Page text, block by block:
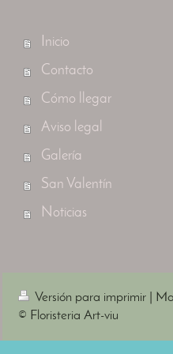
Inicio
Contacto
Cómo llegar
Aviso legal
Galería
San Valentín
Noticias
Versión para imprimir
© Floristeria Art-viu